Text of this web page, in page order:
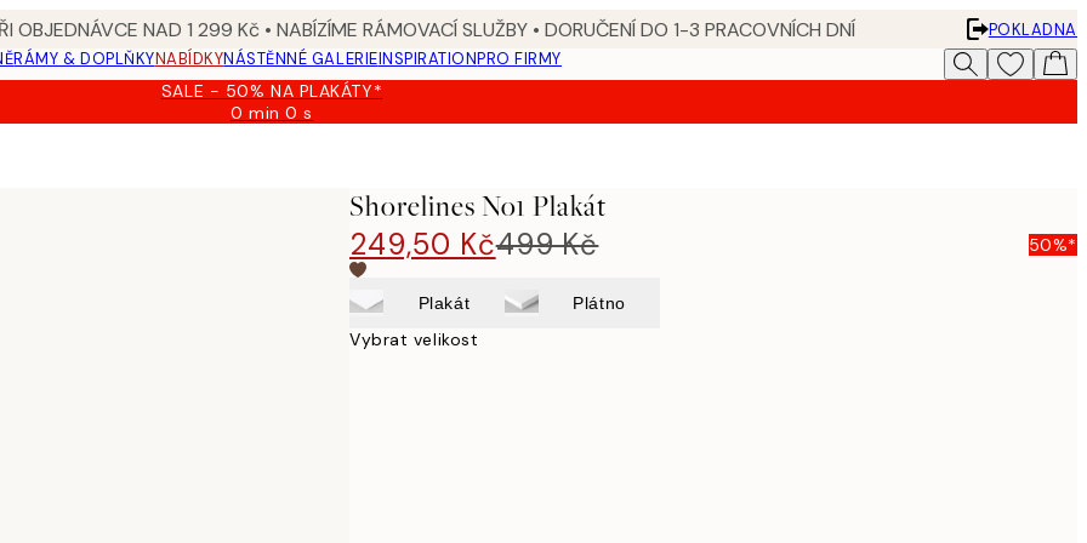
OBJEDNÁVCE NAD 1 299 Kč • NABÍZÍME RÁMOVACÍ SLUŽBY • DORUČENÍ DO 1-3 PRACOVNÍCH DNÍ
POKLADNA
RÁMY & DOPLŇKYNABÍDKYNÁSTĚNNÉ GALERIEINSPIRATIONPRO FIRMY
SALE - 50% NA PLAKÁTY*
0 min0 s
Platné
Shorelines No1 Plakát
249,50 Kč499 Kč 50%*
Plakát Plátno
Vybrat velikost